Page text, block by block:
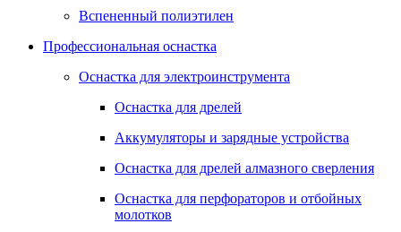
Вспененный полиэтилен
Профессиональная оснастка
Оснастка для электроинструмента
Оснастка для дрелей
Аккумуляторы и зарядные устройства
Оснастка для дрелей алмазного сверления
Оснастка для перфораторов и отбойных
молотков